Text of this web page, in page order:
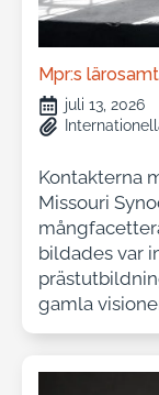
Mpr:s
juli 13, 2026
Kontakterna
Missouri
bildades var
gamla